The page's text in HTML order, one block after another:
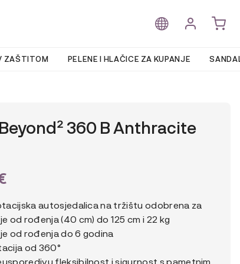
ZAŠTITOM PELENE I HLAČICE ZA KUPANJE
360 B Anthracite
autosjedalica na tržištu odobrena za
od rođenja (40 cm) do 125 cm i 22 kg
od rođenja do 6 godina
od 360°
fleksibilnost i sigurnost s pametnim